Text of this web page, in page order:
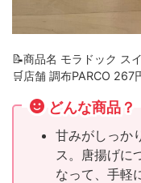
📝商品名 モラドック ス
🛒店舗 調布PARCO
どんな商品？
甘みがしっか
ス。唐揚げに
なって、手軽